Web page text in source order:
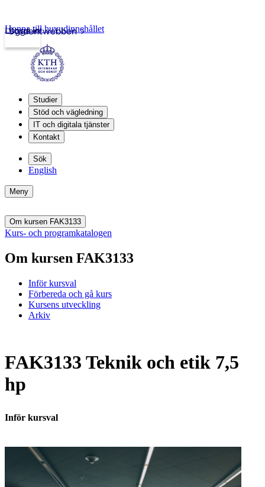
Studentwebben
Logga in
Hoppa till huvudinnehållet
Studier
Stöd och vägledning
IT och digitala tjänster
Kontakt
Sök
English
Meny
Om kursen FAK3133
Kurs- och programkatalogen
Om kursen FAK3133
Inför kursval
Förbereda och gå kurs
Kursens utveckling
Arkiv
FAK3133 Teknik och etik 7,5
hp
Inför kursval